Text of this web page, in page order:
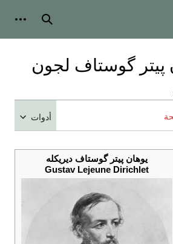
بحث
پيتر گوستاف لجون
أدوات
يوهان پيتر گوستاف ديريكله
Gustav Lejeune Dirichlet